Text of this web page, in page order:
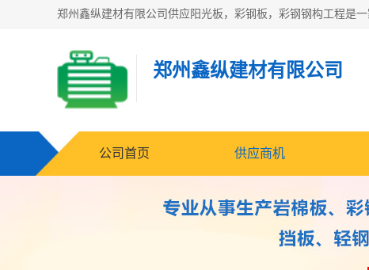
郑州鑫纵建材有限公司
公司首页 供应商机